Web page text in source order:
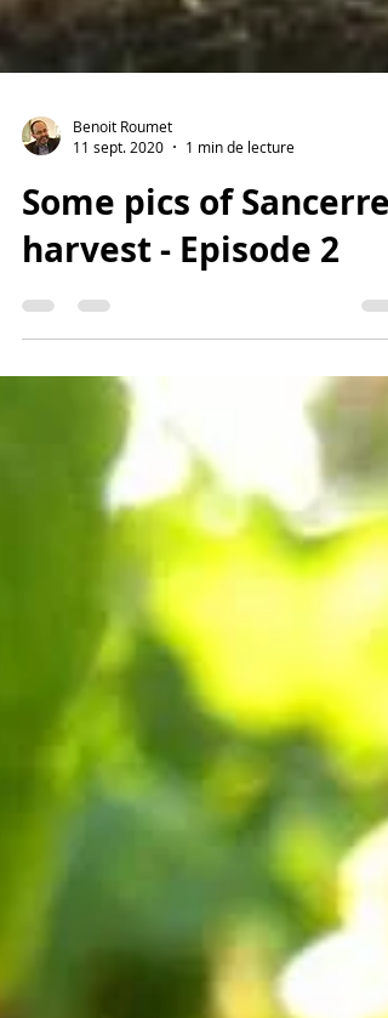
11 sept. 2020
1 min de lecture
Some pics of Sancerre
harvest - Episode 2